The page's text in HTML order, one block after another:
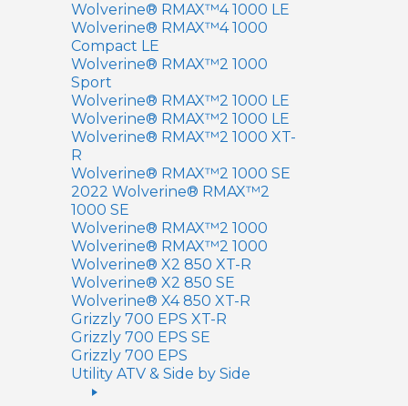
Wolverine® RMAX™4 1000 LE
Wolverine® RMAX™4 1000
Compact LE
Wolverine® RMAX™2 1000
Sport
Wolverine® RMAX™2 1000 LE
Wolverine® RMAX™2 1000 LE
Wolverine® RMAX™2 1000 XT-
R
Wolverine® RMAX™2 1000 SE
2022 Wolverine® RMAX™2
1000 SE
Wolverine® RMAX™2 1000
Wolverine® RMAX™2 1000
Wolverine® X2 850 XT-R
Wolverine® X2 850 SE
Wolverine® X4 850 XT-R
Grizzly 700 EPS XT-R
Grizzly 700 EPS SE
Grizzly 700 EPS
Utility ATV & Side by Side